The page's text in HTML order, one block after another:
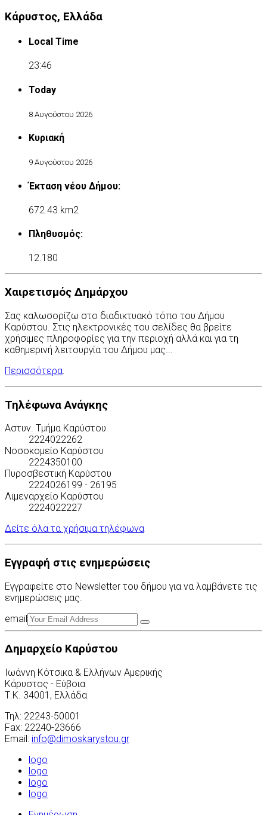
Κάρυστος, Ελλάδα
Local Time
23:46
Today
8 Αυγούστου 2026
Κυριακή
9 Αυγούστου 2026
Έκταση νέου Δήμου:
672.43 km2
Πληθυσμός:
12.180
Χαιρετισμός Δημάρχου
Σας καλωσορίζω στο διαδικτυακό τόπο του Δήμου
Καρύστου. Στις ηλεκτρονικές του σελίδες θα βρείτε
χρήσιμες πληροφορίες για την περιοχή αλλά και για τη
καθημερινή λειτουργία του Δήμου μας...
Περισσότερα.
Τηλέφωνα Ανάγκης
Αστυν. Τμήμα Καρύστου
2224022262
Νοσοκομείο Καρύστου
2224350100
Πυροσβεστική Καρύστου
2224026199 - 26195
Λιμεναρχείο Καρύστου
2224022227
Δείτε όλα τα χρήσιμα τηλέφωνα
Εγγραφή στις ενημερώσεις
Εγγραφείτε στο Newsletter του δήμου για να λαμβάνετε τις
ενημερώσεις μας.
email
Δημαρχείο Καρύστου
Ιωάννη Κότσικα & Ελλήνων Αμερικής
Κάρυστος - Εύβοια
Τ.Κ. 34001, Ελλάδα
Τηλ: 22243-50001
Fax: 22240-23666
Email: info@dimoskarystou.gr
logo
logo
logo
logo